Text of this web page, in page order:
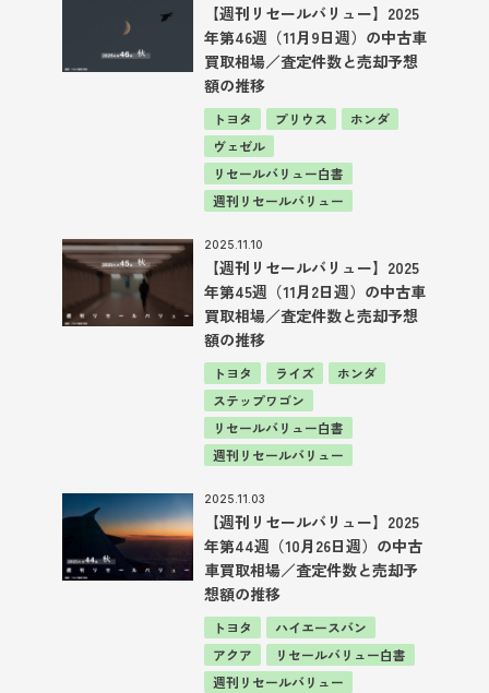
【週刊リセールバリュー】2025
年第46週（11月9日週）の中古車
買取相場／査定件数と売却予想
額の推移
トヨタ プリウス
ホンダ
ヴェゼル
リセールバリュー白書
週刊リセールバリュー
2025.11.10
【週刊リセールバリュー】2025
年第45週（11月2日週）の中古車
買取相場／査定件数と売却予想
額の推移
トヨタ ライズ
ホンダ
ステップワゴン
リセールバリュー白書
週刊リセールバリュー
2025.11.03
【週刊リセールバリュー】2025
年第44週（10月26日週）の中古
車買取相場／査定件数と売却予
想額の推移
トヨタ
ハイエースバン
アクア
リセールバリュー白書
週刊リセールバリュー